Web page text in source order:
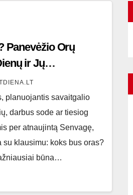
Panevėžio Orų
ir Jų
planuojantis savaitgalio
darbus sode ar tiesiog
per atnaujintą Senvagę,
klausimu: koks bus oras?
būna…